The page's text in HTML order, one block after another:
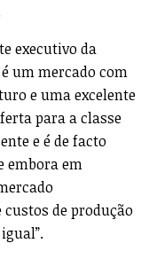
executivo da
um mercado com
e uma excelente
para a classe
e é de facto
embora em
de produção